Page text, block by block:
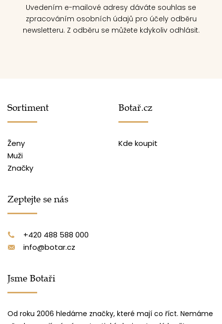
Uvedením e-mailové adresy dáváte souhlas se
zpracováním osobních údajů pro účely odběru
newsletteru. Z odběru se můžete kdykoliv odhlásit.
Sortiment
Ženy
Muži
Značky
Botař.cz
Kde koupit
Zeptejte se nás
+420 488 588 000
info@botar.cz
Jsme Botaři
Od roku 2006 hledáme značky, které mají co říct. Nemáme